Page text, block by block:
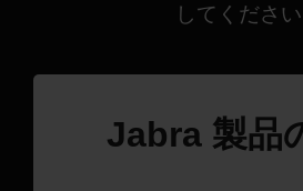
してください
Jabra 製品